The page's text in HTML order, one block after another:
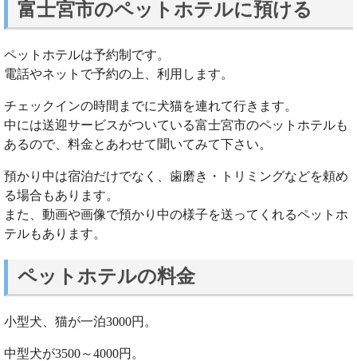
富士宮市のペットホテルに預ける
ペットホテルは予約制です。
電話やネットで予約の上、利用します。
チェックインの時間までに犬猫を連れて行きます。
中には送迎サービスがついている富士宮市のペットホテルも
あるので、料金とあわせて聞いてみて下さい。
預かり中は宿泊だけでなく、歯磨き・トリミングなどを頼め
る場合もあります。
また、動画や画像で預かり中の様子を送ってくれるペットホ
テルもあります。
ペットホテルの料金
小型犬、猫が一泊3000円。
中型犬が3500～4000円。